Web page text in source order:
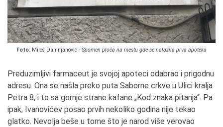
Foto: Miloš Damnjanović - Spomen ploča na mestu gde se nalazila prva apoteka
Preduzimljivi farmaceut je svojoj apoteci odabrao i prigodnu
adresu. Ona se našla preko puta Saborne crkve u Ulici kralja
Petra 8, i to sa gornje strane kafane „Kod znaka pitanja“. Pa
ipak, Ivanovićev posao prvih nekoliko godina nije tekao
glatko. Nevolja beše u tome što je narod više verovao